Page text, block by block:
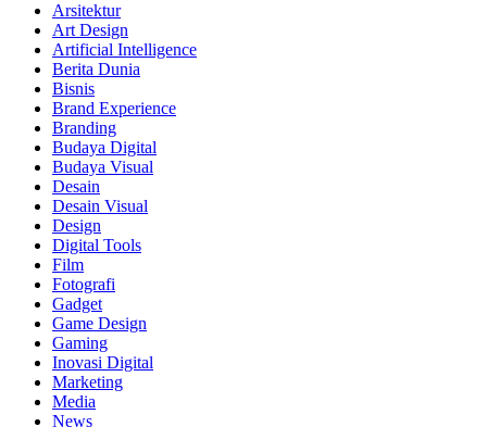
Arsitektur
Art Design
Artificial Intelligence
Berita Dunia
Bisnis
Brand Experience
Branding
Budaya Digital
Budaya Visual
Desain
Desain Visual
Design
Digital Tools
Film
Fotografi
Gadget
Game Design
Gaming
Inovasi Digital
Marketing
Media
News